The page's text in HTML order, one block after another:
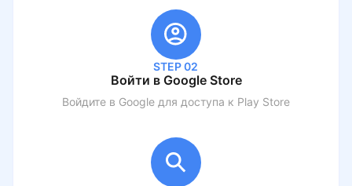
STEP 02
Войти в Google Store
Войдите в Google для доступа к Play Store